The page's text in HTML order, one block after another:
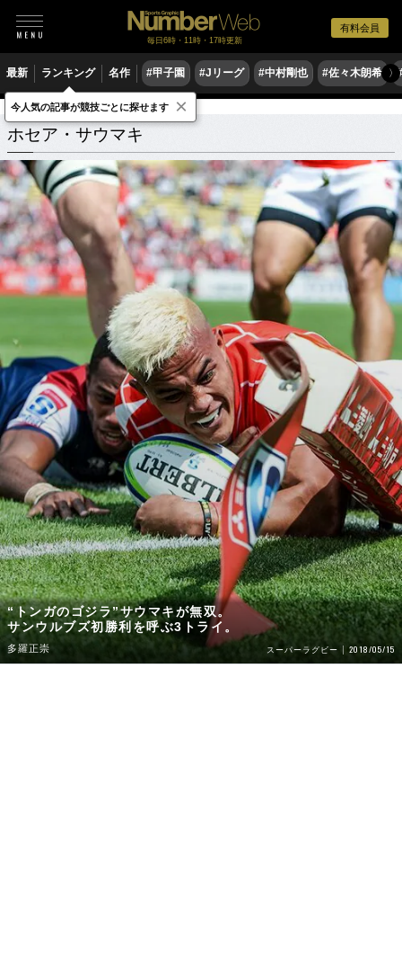
有料会員
毎日6時・11時・17時更新
最新 ランキング 名作 #甲子園 #Jリーグ #中村剛也 #佐々木朗希 〉
ホセア・サウマキ 関連記事
ホセア・サウマキ
“トンガのゴジラ”サウマキが無双。
サンウルブズ初勝利を呼ぶ3トライ。
多羅正崇 スーパーラグビー 2018/05/15
今人気の記事が競技ごとに探せます ×